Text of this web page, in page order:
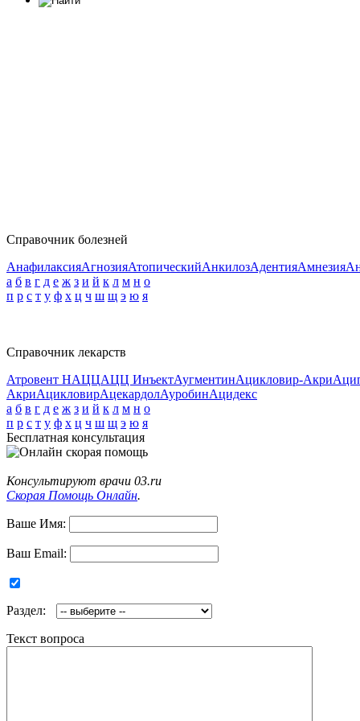
Справочник болезней
АнафилаксияАгнозияАтопическийАнкилозАдентияАмнезия
а б в г д е ж з и й к л м н о
п р с т у ф х ц ч ш щ э ю я
Справочник лекарств
Атровент НАЦЦАЦЦ ИнъектАугментинАцикловир-Акри
АкриАцикловирАцекардолАуробинАцидекс
а б в г д е ж з и й к л м н о
п р с т у ф х ц ч ш щ э ю я
Бесплатная консультация
Консультируют врачи 03.ru
Скорая Помощь Онлайн.
Ваше Имя:
Ваш Email:
Раздел:
Текст вопроса